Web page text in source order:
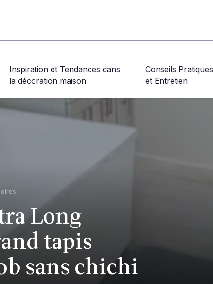
Inspiration et Tendances dans
la décoration maison
Conseils Pratiques
et Entretien
Long
tapis
sans chichi